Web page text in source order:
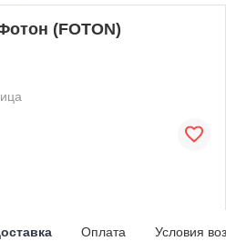
(FOTON)
Оплата Условия